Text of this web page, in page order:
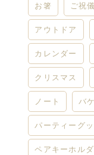
お箸 ご祝
アウトドア
カレンダー
クリスマス
ノート バ
パーティーグ
ペアキーホル